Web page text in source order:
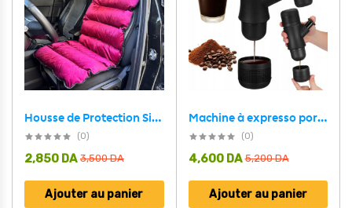
Housse de Protection Siège Auto en Velours Rembourrée Confortable et Moelleux – فرشة مقعد السيارة جد مريحة
(0)
3,500DA
2,850 DA
Ajouter au panier
Machine à expresso portable idéale pour le déplacement et et les activités de plein air – ماكينة صنع القهوة محمولة
(0)
5,200DA
4,600 DA
Ajouter au panier